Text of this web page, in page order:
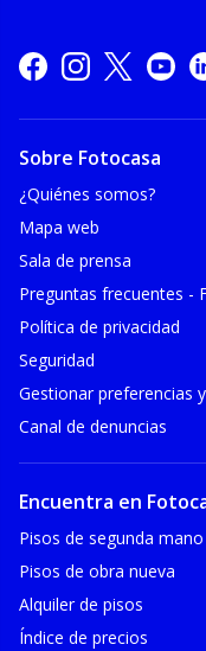
Sobre Fotocasa
¿Quiénes somos?
Mapa web
Sala de prensa
Preguntas frecuentes -
Política de privacidad
Seguridad
Gestionar preferencias
Canal de denuncias
Encuentra en
Pisos de segunda mano
Pisos de obra nueva
Alquiler de pisos
Índice de precios